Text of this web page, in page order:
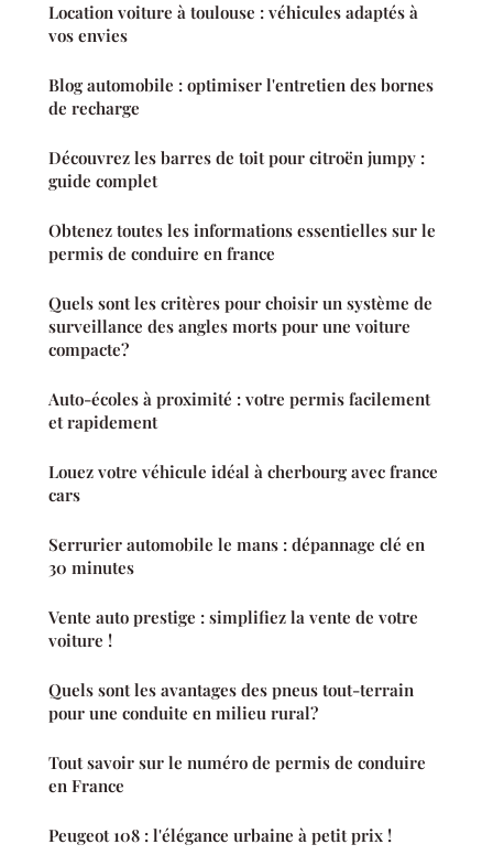
Location voiture à toulouse : véhicules adaptés à
vos envies
Blog automobile : optimiser l'entretien des bornes
de recharge
Découvrez les barres de toit pour citroën jumpy :
guide complet
Obtenez toutes les informations essentielles sur le
permis de conduire en france
Quels sont les critères pour choisir un système de
surveillance des angles morts pour une voiture
compacte?
Auto-écoles à proximité : votre permis facilement
et rapidement
Louez votre véhicule idéal à cherbourg avec france
cars
Serrurier automobile le mans : dépannage clé en
30 minutes
Vente auto prestige : simplifiez la vente de votre
voiture !
Quels sont les avantages des pneus tout-terrain
pour une conduite en milieu rural?
Tout savoir sur le numéro de permis de conduire
en France
Peugeot 108 : l'élégance urbaine à petit prix !